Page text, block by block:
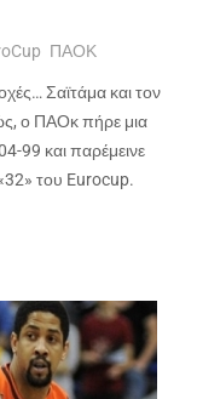
ΠΑΟΚ
Σαϊτάμα και τον
ο ΠΑΟκ πήρε μια
99 και παρέμεινε
του Eurocup.